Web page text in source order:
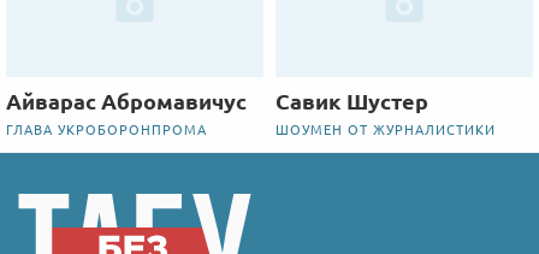
Айварас Абромавичус
ГЛАВА УКРОБОРОНПРОМА
Савик Шустер
ШОУМЕН ОТ ЖУРНАЛИСТИКИ